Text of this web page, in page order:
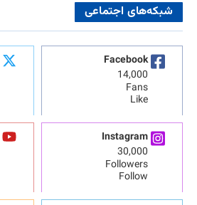
شبکه‌های اجتماعی
Facebook
14,000
Fans
Like
Instagram
30,000
Followers
Follow